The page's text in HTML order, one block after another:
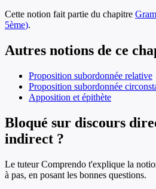
Cette notion fait partie du chapitre
5ème).
Autres notions de ce
Proposition subordonnée relative
Proposition subordonnée
Apposition et épithète
Bloqué sur discours
indirect ?
Le tuteur Comprendo t'explique la
à pas, en posant les bonnes questions.